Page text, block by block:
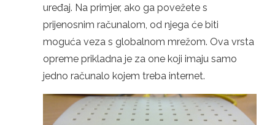
uređaj. Na primjer, ako ga povežete s
prijenosnim računalom, od njega će biti
moguća veza s globalnom mrežom. Ova vrsta
opreme prikladna je za one koji imaju samo
jedno računalo kojem treba internet.